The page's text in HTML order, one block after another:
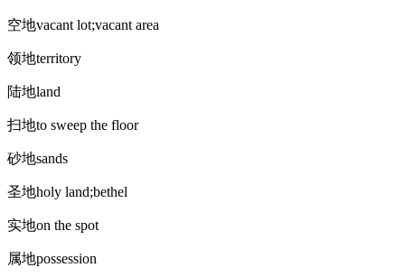
空地vacant lot;vacant area
领地territory
陆地land
扫地to sweep the floor
砂地sands
圣地holy land;bethel
实地on the spot
属地possession